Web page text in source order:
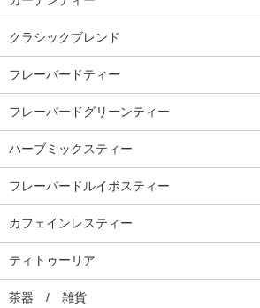
クラシックブレンド
フレーバードティー
フレーバードグリーンティー
ハーブミックスティー
フレーバードルイボスティー
カフェインレスティー
ティトゥーリア
茶器 / 雑貨